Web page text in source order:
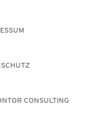
CONSULTING